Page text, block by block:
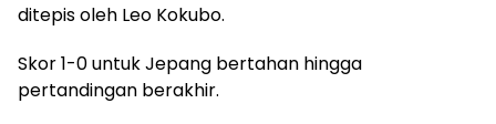
ditepis oleh Leo Kokubo.
Skor 1-0 untuk Jepang bertahan hingga
pertandingan berakhir.